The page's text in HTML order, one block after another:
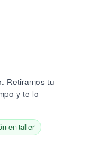
Retiramos tu
y te lo
en taller